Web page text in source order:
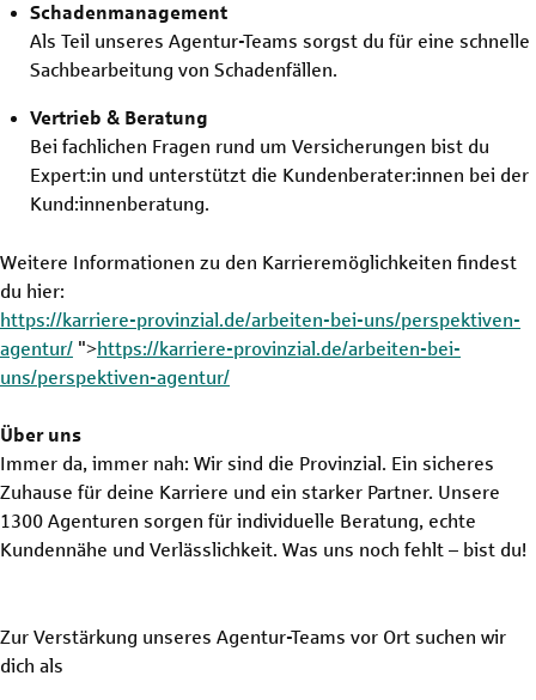
Schadenmanagement
Als Teil unseres Agentur-Teams sorgst du für eine schnelle
Sachbearbeitung von Schadenfällen.
Vertrieb & Beratung
Bei fachlichen Fragen rund um Versicherungen bist du
Expert:in und unterstützt die Kundenberater:innen bei der
Kund:innenberatung.
Weitere Informationen zu den Karrieremöglichkeiten findest
du hier:
https://karriere-provinzial.de/arbeiten-bei-uns/perspektiven-
agentur/ ">https://karriere-provinzial.de/arbeiten-bei-
uns/perspektiven-agentur/
Über uns
Immer da, immer nah: Wir sind die Provinzial. Ein sicheres
Zuhause für deine Karriere und ein starker Partner. Unsere
1300 Agenturen sorgen für individuelle Beratung, echte
Kundennähe und Verlässlichkeit. Was uns noch fehlt – bist du!
Zur Verstärkung unseres Agentur-Teams vor Ort suchen wir
dich als